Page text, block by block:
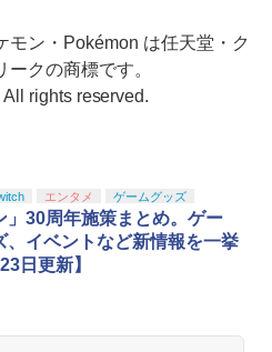
モン・Pokémon は任天堂・ク
クの商標です。
rights reserved.
エンタメ ゲームグッズ
」30周年施策まとめ。ゲー
、イベントなど新情報を一挙
日更新】